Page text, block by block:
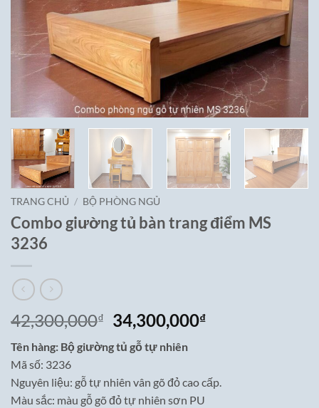
TRANG CHỦ / BỘ PHÒNG NGỦ
Combo giường tủ bàn trang điểm MS
3236
42,300,000₫
Giá
gốc
là:
34,300,000₫Giá
34,300,000₫.
Tên hàng: Bộ giường tủ gỗ tự nhiên
Mã số: 3236
Nguyên liệu: gỗ tự nhiên vân gõ đỏ cao cấp.
Màu sắc: màu gỗ gõ đỏ tự nhiên sơn PU